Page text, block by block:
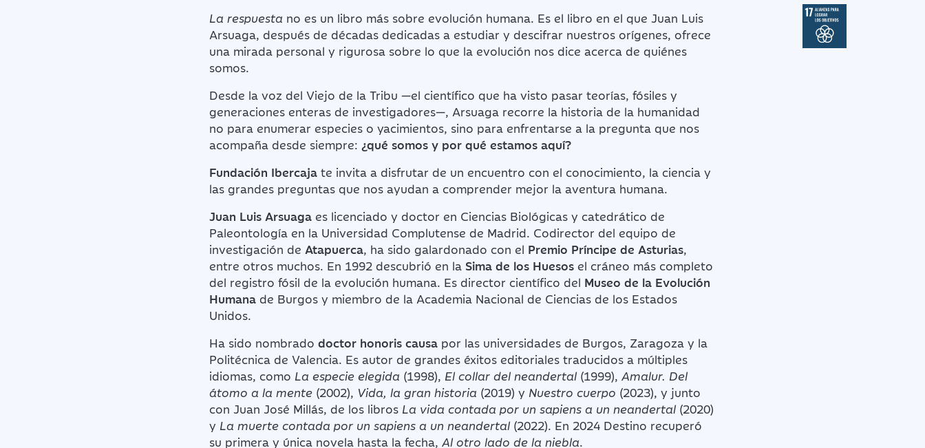
La respuesta no es un libro más sobre evolución humana. Es el libro en el que Juan Luis
Arsuaga, después de décadas dedicadas a estudiar y descifrar nuestros orígenes, ofrece
una mirada personal y rigurosa sobre lo que la evolución nos dice acerca de quiénes
somos.
Desde la voz del Viejo de la Tribu —el científico que ha visto pasar teorías, fósiles y
generaciones enteras de investigadores—, Arsuaga recorre la historia de la humanidad
no para enumerar especies o yacimientos, sino para enfrentarse a la pregunta que nos
acompaña desde siempre: ¿qué somos y por qué estamos aquí?
Fundación Ibercaja te invita a disfrutar de un encuentro con el conocimiento, la ciencia y
las grandes preguntas que nos ayudan a comprender mejor la aventura humana.
Juan Luis Arsuaga es licenciado y doctor en Ciencias Biológicas y catedrático de
Paleontología en la Universidad Complutense de Madrid. Codirector del equipo de
investigación de Atapuerca, ha sido galardonado con el Premio Príncipe de Asturias,
entre otros muchos. En 1992 descubrió en la Sima de los Huesos el cráneo más completo
del registro fósil de la evolución humana. Es director científico del Museo de la Evolución
Humana de Burgos y miembro de la Academia Nacional de Ciencias de los Estados
Unidos.
Ha sido nombrado doctor honoris causa por las universidades de Burgos, Zaragoza y la
Politécnica de Valencia. Es autor de grandes éxitos editoriales traducidos a múltiples
idiomas, como La especie elegida (1998), El collar del neandertal (1999), Amalur. Del
átomo a la mente (2002), Vida, la gran historia (2019) y Nuestro cuerpo (2023), y junto
con Juan José Millás, de los libros La vida contada por un sapiens a un neandertal (2020)
y La muerte contada por un sapiens a un neandertal (2022). En 2024 Destino recuperó
su primera y única novela hasta la fecha, Al otro lado de la niebla.